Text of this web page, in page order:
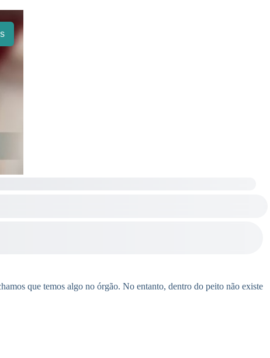
que temos algo no órgão. No entanto, dentro do peito não existe